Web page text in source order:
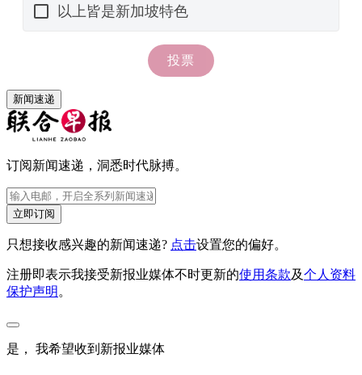
新闻速递
订阅新闻速递，洞悉时代脉搏。
立即订阅
只想接收感兴趣的新闻速递? 点击设置您的偏好。
注册即表示我接受新报业媒体不时更新的使用条款及个人资料
保护声明 。
是， 我希望收到新报业媒体